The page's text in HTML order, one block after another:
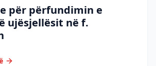
për përfundimin e
ujësjellësit në f.